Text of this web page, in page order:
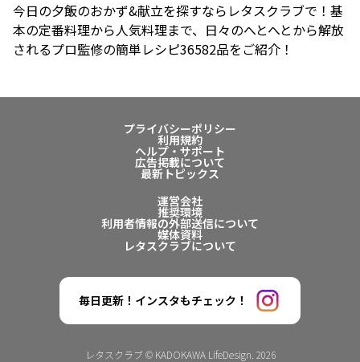
今日の夕飯のおかず&献立を探すならレタスクラブで！基
本の定番料理から人気料理まで、日々のへとへとから解放
されるプロ監修の簡単レシピ36582品をご紹介！
プライバシーポリシー
利用規約
ヘルプ・サポート
広告掲載について
最新トピックス
運営会社
推奨環境
利用者情報の外部送信について
媒体資料
レタスクラブについて
毎日更新！インスタもチェック！
レタスクラブ © KADOKAWA LifeDesign. 2026